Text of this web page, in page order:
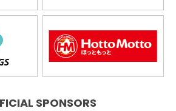
SPONSORS